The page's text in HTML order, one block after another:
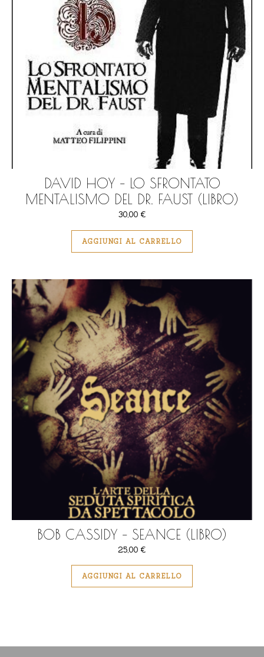
DAVID HOY – LO SFRONTATO
MENTALISMO DEL DR. FAUST (LIBRO)
30,00 €
AGGIUNGI AL CARRELLO
BOB CASSIDY – SEANCE (LIBRO)
25,00 €
AGGIUNGI AL CARRELLO